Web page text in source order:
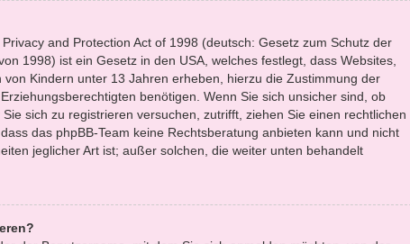
and Protection Act of 1998 (deutsch: Gesetz zum Schutz der
1998) ist ein Gesetz in den USA, welches festlegt, dass Websites,
Kindern unter 13 Jahren erheben, hierzu die Zustimmung der
benötigen. Wenn Sie sich unsicher sind, ob
sich zu registrieren versuchen, zutrifft, ziehen Sie einen rechtlichen
das phpBB-Team keine Rechtsberatung anbieten kann und nicht
jeglicher Art ist; außer solchen, die weiter unten behandelt